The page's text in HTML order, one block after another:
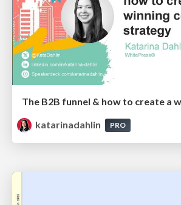
katarinadahlin
PRO